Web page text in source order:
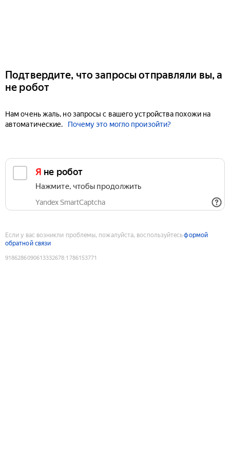
Подтвердите, что запросы отправляли вы, а
не робот
Нам очень жаль, но запросы с вашего устройства похожи на
автоматические.
Почему это могло произойти?
Я не робот
Нажмите, чтобы продолжить
Yandex SmartCaptcha
Если у вас возникли проблемы, пожалуйста, воспользуйтесьформой
обратной связи
9186286090613332678:1786153771